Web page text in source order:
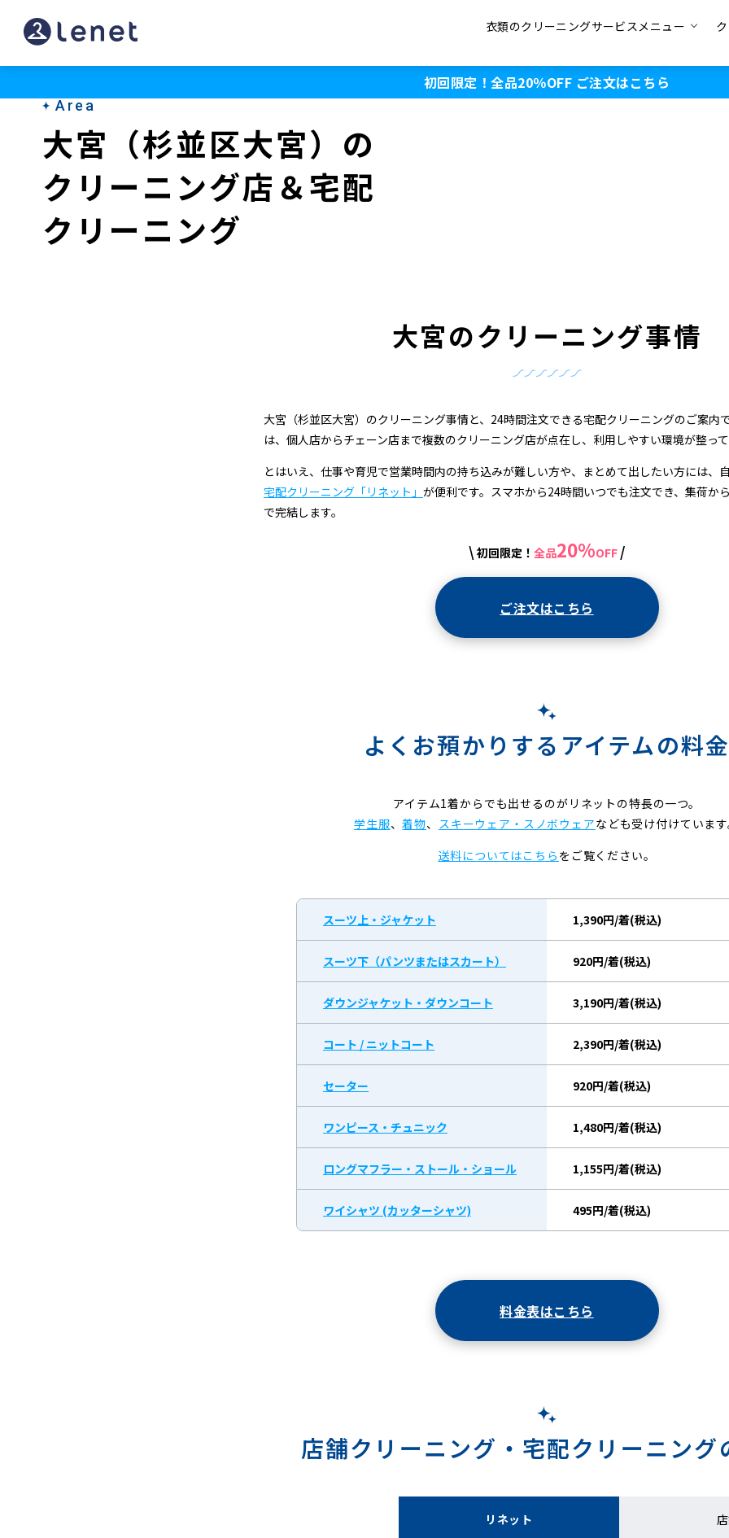
大
宮
宮）
衣類のクリーニングサービスメニュー
初回限定！全品20％OFF ご注文はこちら
Area
大宮（杉並区大宮）の
クリーニング店＆宅配
クリーニング
大宮のクリーニング事情
大宮（杉並区大宮）のクリーニング事情と、24時間注文できる宅配クリーニングのご案内
は、個人店からチェーン店まで複数のクリーニング店が点在し、利用しやすい環境が整っ
とはいえ、仕事や育児で営業時間内の持ち込みが難しい方や、まとめて出したい方には、
宅配クリーニング「リネット」 が便利です。スマホから24時間いつでも注文でき、集荷か
で完結します。
\ 初回限定！ 全品20%OFF /
ご注文はこちら
よくお預かりするアイテムの料
アイテム1着からでも出せるのがリネットの特長の一つ。
学生服、着物、 スキーウェア・スノボウェアなども受け付けていま
送料についてはこちら をご覧ください。
スーツ上・ジャケット 1,390円/着(税込)
スーツ下（パンツまたはスカート） 920円/着(税込)
ダウンジャケット・ダウンコート 3,190円/着(税込)
コート / ニットコート 2,390円/着(税込)
セーター 920円/着(税込)
ワンピース・チュニック 1,480円/着(税込)
ロングマフラー・ストール・ショール 1,155円/着(税込)
ワイシャツ (カッターシャツ) 495円/着(税込)
料金表はこちら
店舗クリーニング・ 宅配クリーニング
リネット